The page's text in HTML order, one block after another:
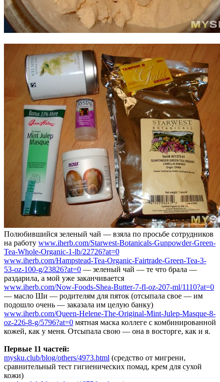
Полюбившийся зеленый чай — взяла по просьбе сотрудников
на работу www.iherb.com/Starwest-Botanicals-Gunpowder-Green-
Tea-Whole-Organic-1-lb/22726?at=0
www.iherb.com/Hampstead-Tea-Organic-Fairtrade-Green-Tea-3-
53-oz-100-g/23826?at=0 — зеленый чай — те что брала —
раздарила, а мой уже заканчивается
www.iherb.com/Now-Foods-Shea-Butter-7-fl-oz-207-ml/1110?at=0
— масло Ши — родителям для пяток (отсыпала свое — им
подошло очень — заказала им целую банку)
www.iherb.com/Queen-Helene-The-Original-Mint-Julep-Masque-8-
oz-226-8-g/5796?at=0 мятная маска коллеге с комбинированной
кожей, как у меня. Отсыпала свою — она в восторге, как и я.
Первые 11 частей:
mysku.club/blog/others/4973.html (средство от мигрени,
сравнительный тест гигиенических помад, крем для сухой
кожи)